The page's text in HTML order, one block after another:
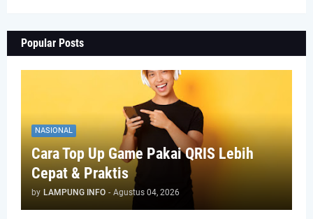
Popular Posts
NASIONAL
Cara Top Up Game Pakai QRIS Lebih
Cepat & Praktis
by LAMPUNG INFO - Agustus 04, 2026